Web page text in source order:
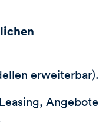
erweiterbar).
Angebote